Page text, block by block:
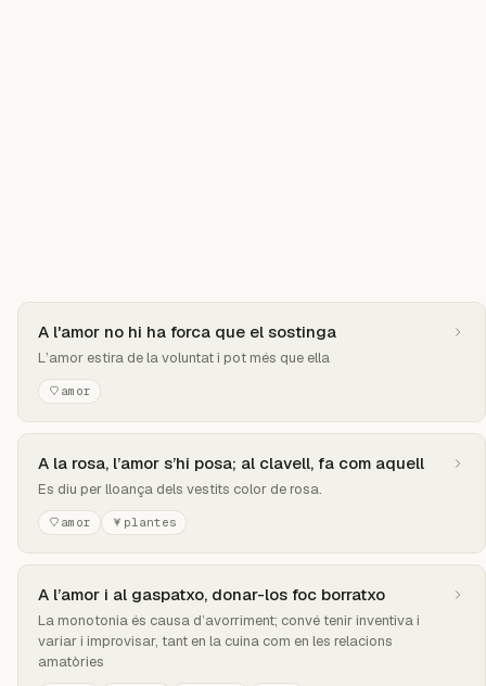
A l'amor no hi ha forca que el sostinga
L’amor estira de la voluntat i pot més que ella
amor
A la rosa, l’amor s’hi posa; al clavell, fa com aquell
Es diu per lloança dels vestits color de rosa.
amor plantes
A l’amor i al gaspatxo, donar-los foc borratxo
La monotonia és causa d’avorriment; convé tenir inventiva i
variar i improvisar, tant en la cuina com en les relacions
amatòries